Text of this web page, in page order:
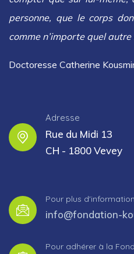
personne, que le corps
comme n’importe quel autre
Doctoresse Catherine
Adresse
Rue du Midi 13
CH - 1800 Vevey
Pour plus
info@fondation-
Pour adhérer à la